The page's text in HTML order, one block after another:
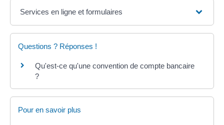
Services en ligne et formulaires
Questions ? Réponses !
Qu'est-ce qu'une convention de compte bancaire
?
Pour en savoir plus